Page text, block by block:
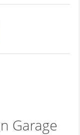
Garage